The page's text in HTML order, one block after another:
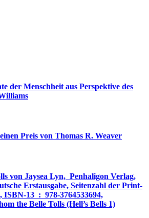
der Menschheit aus Perspektive des
Preis von Thomas R. Weaver
von Jaysea Lyn, ‎ Penhaligon Verlag,
Erstausgabe, Seitenzahl der Print-
: ‎ For Whom the Belle Tolls (Hell’s Bells 1)